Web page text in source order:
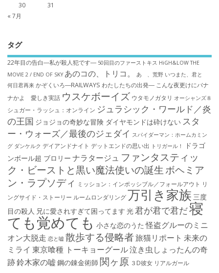
30
31
« 7月
タグ
22年目の告白―私が殺人犯です― 50回目のファーストキス HiGH&LOW THE
MOVIE 2 / END OF SKY あのコの、トリコ。 あゝ、荒野 いつまた、君と
何日君再来 かぞくいろ―RAILWAYS わたしたちの出発― こんな夜更けにバナ
ナかよ 愛しき実話 ウスケボーイズ ウタモノガタリ オーシャンズ８
シュガー・ラッシュ：オ​ンライン ジュラシック・ワールド／炎
の王国 ジョジョの奇妙な冒険 ダイヤモンドは砕けない スタ
ー・ウォーズ／最後のジェダイ スパイダーマン：ホームカミン
グ ダンケルク デイアンドナイト デットエンドの思い出 トリガール！
ドラゴ
ンボール超 ブロリー ナラタージュ ファンタスティッ
ク・ビーストと黒い魔法使いの誕生 ボヘミア
ン・ラプソディ ミッション：インポッシブル／フォールアウト リ
ングサイド・ストーリー ルームロンダリング万引き家族 三度
目の殺人 兄に愛されすぎて困ってます 光君が君で君だ寝
ても覚めても 小さな恋のうた 怪盗グルーのミニ
オン大脱走 恋と嘘 散歩する侵略者旅猫リポート 未来の
ミライ 東京喰種 トーキョーグール泣き虫しょったんの奇
跡鈴木家の嘘 鋼の錬金術師 関ヶ原 ３D彼女 リアルガール